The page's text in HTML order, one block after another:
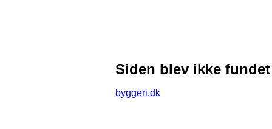
Siden blev ikke fundet
byggeri.dk